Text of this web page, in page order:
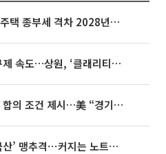
종부세 개편에도…1·3주택 종부세 격차 2028년부터 확대
미국, 가상자산 포괄 규제 속도…상원, ‘클래리티법’ 9월 절차투표 추진
이란, 미국에 호르무즈 합의 조건 제시…美 “경기 아직 안 끝나” [종합]
맥북 품은 삼성에 ‘중국산’ 맹추격⋯커지는 노트북 OLED 시장